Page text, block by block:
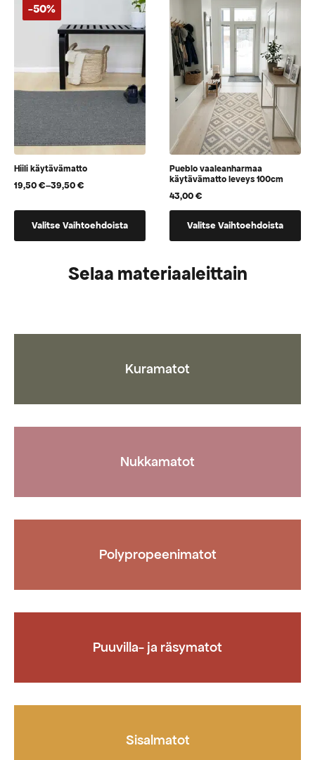
jotka
voidaan
sivulla
voidaan
valita
tuotteen
sivulla
-50%
Hiili käytävämatto
19,50€–39,50€
Hintaluokka:
-
39,50 €
Valitse Vaihtoehdoista
muunnelma.
valinnat
Pueblo vaaleanharmaa
käytävämatto leveys 100cm
43,00€
Valitse Vaihtoehdoista
vaihtoehtoja,
jotka
tuotteen
Selaa materiaaleittain
Kuramatot
Nukkamatot
Polypropeenimatot
Puuvilla- ja räsymatot
Sisalmatot